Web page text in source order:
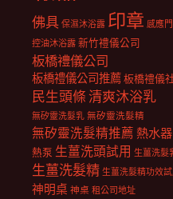
佛具 保濕沐浴露 印章 感應
控油沐浴露 新竹禮儀公司
板橋禮儀公司
板橋禮儀公司推薦板橋禮儀
民生頭條清爽沐浴乳
無矽靈洗髮乳 無矽靈洗髮精
無矽靈洗髮精推薦 熱水器
熱泵 生薑洗頭試用 生薑洗髮
生薑洗髮精 生薑洗髮精功效試
神明桌 神桌 租公司地址